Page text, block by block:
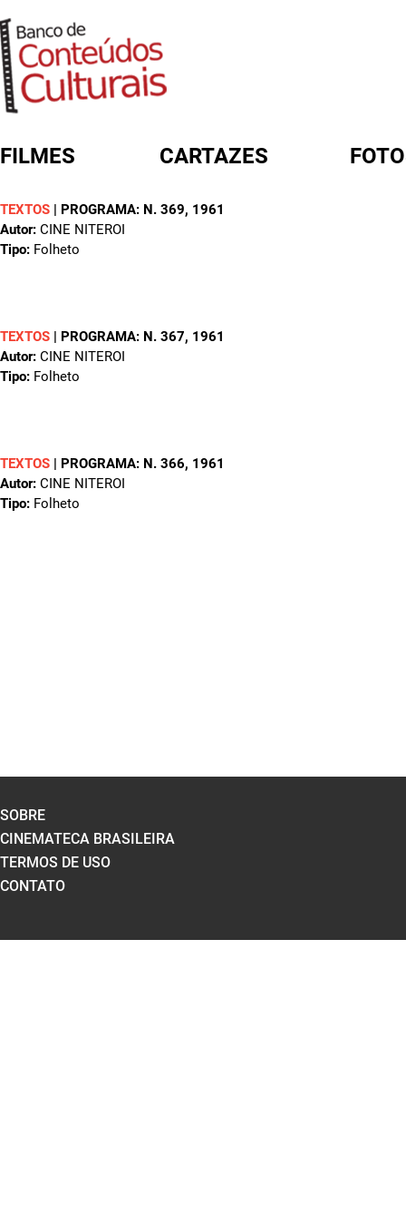
FILMES CARTAZES
TEXTOS | PROGRAMA: N. 369, 1961
Autor: CINE NITEROI
Tipo: Folheto
TEXTOS | PROGRAMA: N. 367, 1961
Autor: CINE NITEROI
Tipo: Folheto
TEXTOS | PROGRAMA: N. 366, 1961
Autor: CINE NITEROI
Tipo: Folheto
FORMULÁRIO DE BUSCA
SOBRE
CINEMATECA BRASILEIRA
TERMOS DE USO
CONTATO